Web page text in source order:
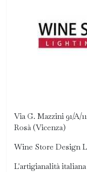
Via G. Mazzini 91/A/
Rosà (Vicenza)
Wine Store Design
L'artigianalità